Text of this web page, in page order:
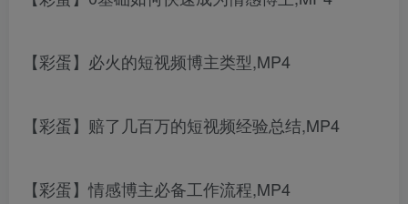
【彩蛋】必火的短视频博主类型,MP4
【彩蛋】赔了几百万的短视频经验总结,MP4
【彩蛋】情感博主必备工作流程,MP4